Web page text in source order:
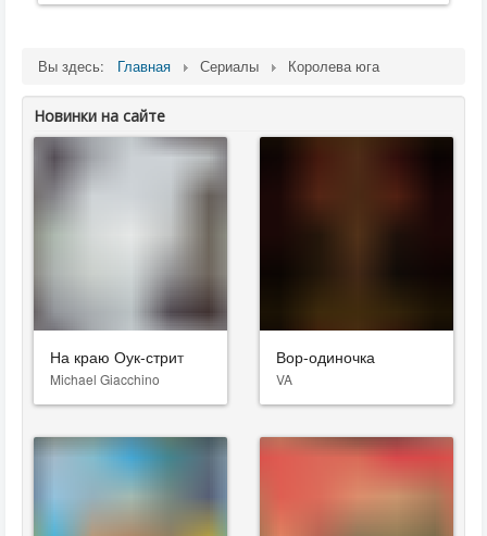
Вы здесь: Главная Сериалы Королева юга
Новинки на сайте
На краю Оук-стрит
Michael Giacchino
Вор-одиночка
VA